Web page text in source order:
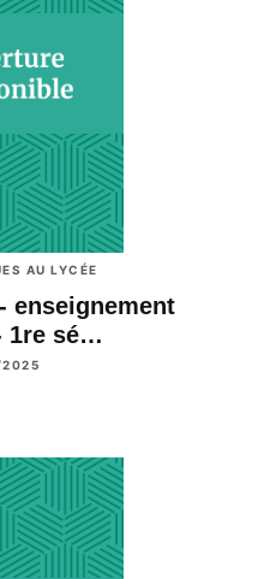
AU LYCÉE
enseignement
1re sé…